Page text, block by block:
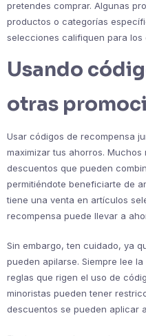
pretendes comprar. Algunas
productos o categorías
selecciones califiquen para los
Usando
otras
Usar códigos de recompensa
maximizar tus ahorros.
descuentos que pueden
permitiéndote beneficiarte de
tiene una venta en artículos
recompensa puede llevar a
Sin embargo, ten cuidado, ya
pueden apilarse. Siempre lee
reglas que rigen el uso de
minoristas pueden tener
descuentos se pueden aplicar